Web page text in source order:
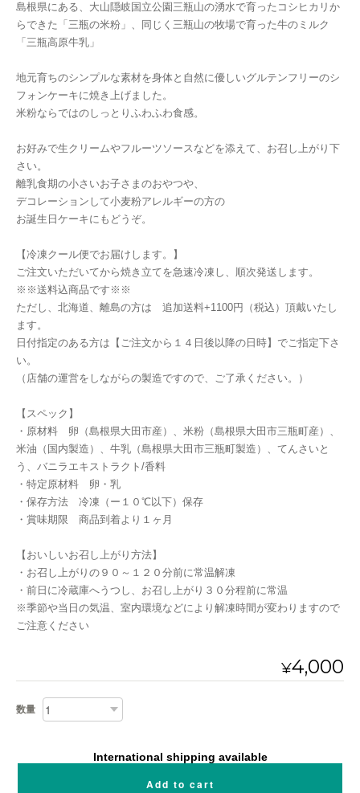
島根県にある、大山隠岐国立公園三瓶山の湧水で育ったコシヒカリか
らできた「三瓶の米粉」、同じく三瓶山の牧場で育った牛のミルク
「三瓶高原牛乳」
地元育ちのシンプルな素材を身体と自然に優しいグルテンフリーのシ
フォンケーキに焼き上げました。
米粉ならではのしっとりふわふわ食感。
お好みで生クリームやフルーツソースなどを添えて、お召し上がり下
さい。
離乳食期の小さいお子さまのおやつや、
デコレーションして小麦粉アレルギーの方の
お誕生日ケーキにもどうぞ。
【冷凍クール便でお届けします。】
ご注文いただいてから焼き立てを急速冷凍し、順次発送します。
※※送料込商品です※※
ただし、北海道、離島の方は 追加送料+1100円（税込）頂戴いたし
ます。
日付指定のある方は【ご注文から１４日後以降の日時】でご指定下さ
い。
（店舗の運営をしながらの製造ですので、ご了承ください。）
【スペック】
・原材料 卵（島根県大田市産）、米粉（島根県大田市三瓶町産）、
米油（国内製造）、牛乳（島根県大田市三瓶町製造）、てんさいと
う、バニラエキストラクト/香料
・特定原材料 卵・乳
・保存方法 冷凍（ー１０℃以下）保存
・賞味期限 商品到着より１ヶ月
【おいしいお召し上がり方法】
・お召し上がりの９０～１２０分前に常温解凍
・前日に冷蔵庫へうつし、お召し上がり３０分程前に常温
※季節や当日の気温、室内環境などにより解凍時間が変わりますので
ご注意ください
¥4,000
数量
International shipping available
Add to cart